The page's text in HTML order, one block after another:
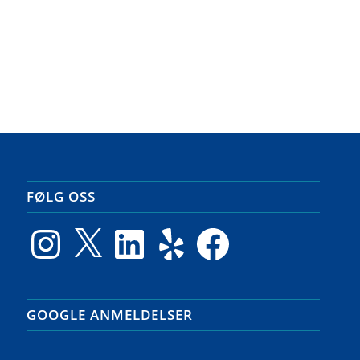
FØLG OSS
Instagram
X LinkedIn Yelp Facebook
GOOGLE ANMELDELSER